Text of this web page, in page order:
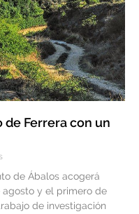
de Ferrera con un
de Ábalos acogerá
y el primero de
de investigación